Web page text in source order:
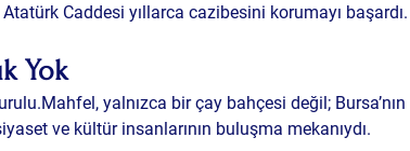
Caddesi yıllarca cazibesini korumayı başardı.
Yok
yalnızca bir çay bahçesi değil; Bursa’nın
ve kültür insanlarının buluşma mekanıydı.